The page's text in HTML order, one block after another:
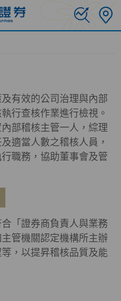
有效的公司治理與內部
行查核作業進行檢視。
部稽核主管一人，綜理
適當人數之稽核人員，
職務，協助董事會及管
「證券商負責人與業務
管機關認定機構所主辦
，以提昇稽核品質及能